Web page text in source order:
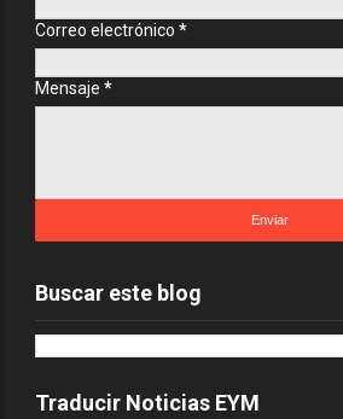
Correo electrónico *
Mensaje *
Buscar este blog
Traducir Noticias EYM